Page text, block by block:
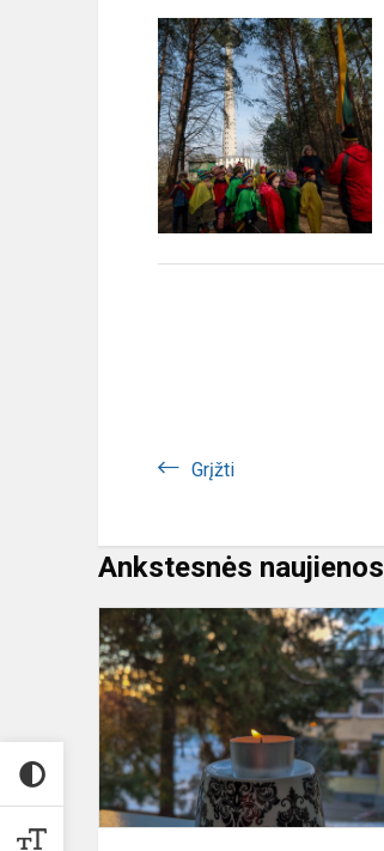
Grįžti
Ankstesnės naujienos